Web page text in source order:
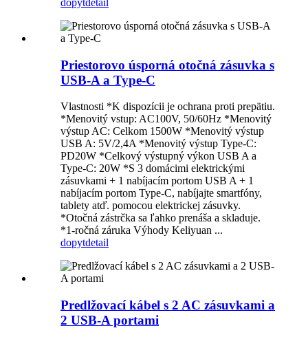
Priestorovo úsporná otočná zásuvka s
USB-A a Type-C
Vlastnosti *K dispozícii je ochrana proti prepätiu.
*Menovitý vstup: AC100V, 50/60Hz *Menovitý
výstup AC: Celkom 1500W *Menovitý výstup
USB A: 5V/2,4A *Menovitý výstup Type-C:
PD20W *Celkový výstupný výkon USB A a
Type-C: 20W *S 3 domácimi elektrickými
zásuvkami + 1 nabíjacím portom USB A + 1
nabíjacím portom Type-C, nabíjajte smartfóny,
tablety atď. pomocou elektrickej zásuvky.
*Otočná zástrčka sa ľahko prenáša a skladuje.
*1-ročná záruka Výhody Keliyuan ...
dopytdetail
Predlžovací kábel s 2 AC zásuvkami a
2 USB-A portami